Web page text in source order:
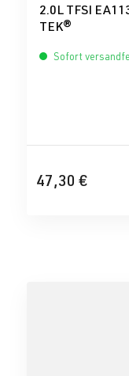
2.0L TFSI
TEK®
Sofort
47,30 €